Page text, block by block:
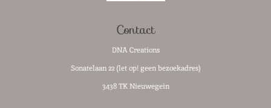
Contact
DNA Creations
Sonatelaan 22 (let op! geen bezoekadres)
3438 TK Nieuwegein